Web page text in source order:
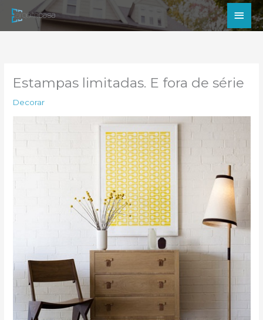
para
Estampas limitadas. E fora de série
Decorar